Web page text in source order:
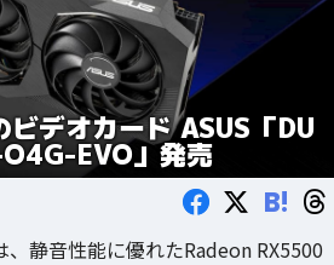
ビデオカード ASUS「DU
EVO」発売
B!
、静音性能に優れたRadeon RX5500